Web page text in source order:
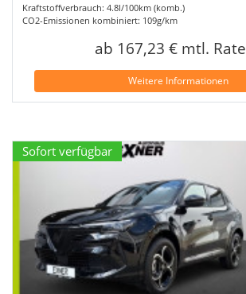
Kraftstoffverbrauch: 4.8l/100km (komb.)
CO2-Emissionen kombiniert: 109g/km
ab 167,23 € mtl. Rate
Weitere Informationen
Sofort verfügbar